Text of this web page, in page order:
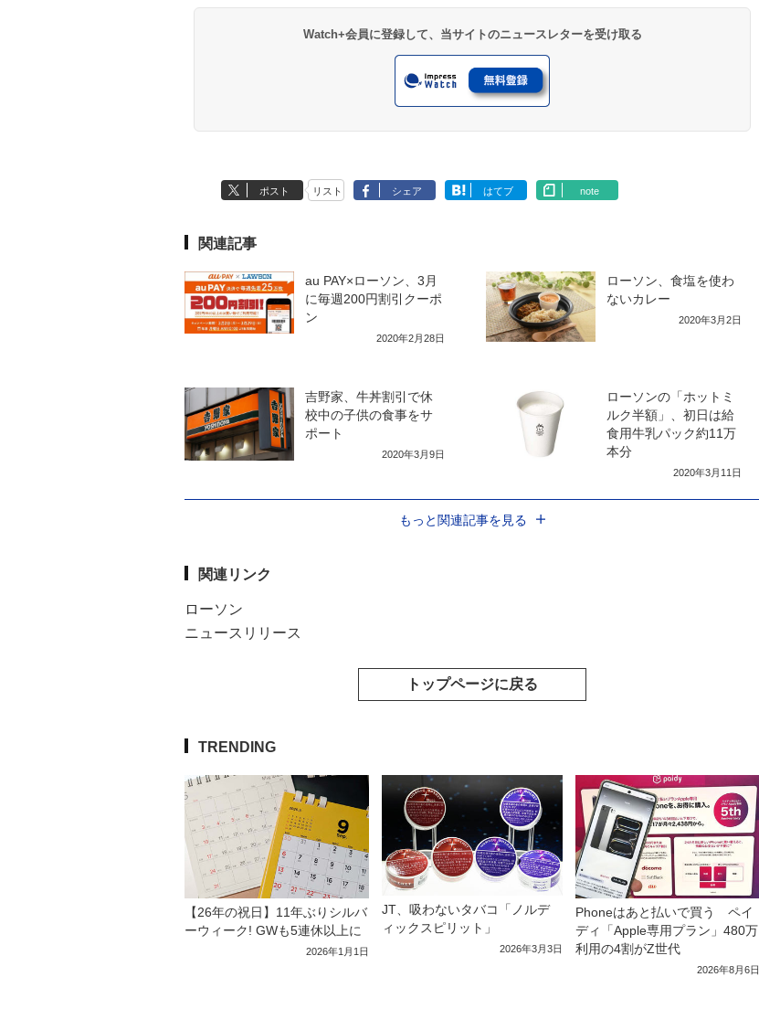
Watch+会員に登録して、当サイトのニュースレターを受け取る
ポスト リスト シェア はてブ note
関連記事
au PAY×ローソン、3月
に毎週200円割引クーポ
ン
2020年2月28日
ローソン、食塩を使わ
ないカレー
2020年3月2日
吉野家、牛丼割引で休
校中の子供の食事をサ
ポート
2020年3月9日
ローソンの「ホットミ
ルク半額」、初日は給
食用牛乳パック約11万
本分
2020年3月11日
もっと関連記事を見る
関連リンク
ローソン
ニュースリリース
トップページに戻る
TRENDING
【26年の祝日】11年ぶりシルバ
ーウィーク! GWも5連休以上に
2026年1月1日
JT、吸わないタバコ「ノルデ
ィックスピリット」
2026年3月3日
Phoneはあと払いで買う ペイ
ディ「Apple専用プラン」480万
利用の4割がZ世代
2026年8月6日